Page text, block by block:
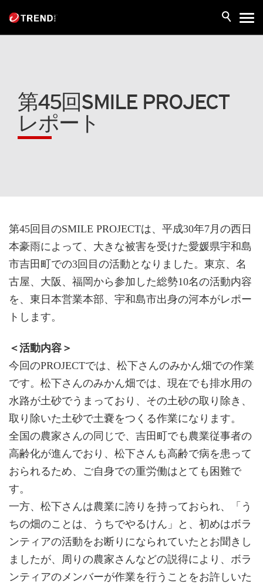
第45回SMILE PROJECT
レポート
第45回目のSMILE PROJECTは、平成30年7月の西日
本豪雨によって、大きな被害を受けた愛媛県宇和島
市吉田町での3回目の活動となりました。東京、名
古屋、大阪、福岡から参加した総勢10名の活動内容
を、東日本営業本部、宇和島市出身の河本がレポー
トします。
＜活動内容＞
今回のPROJECTでは、松下さんのみかん畑での作業
です。松下さんのみかん畑では、現在でも排水用の
水路が土砂でうまっており、その土砂の取り除き、
取り除いた土砂で土嚢をつくる作業になります。
全国の農家さんの同じで、吉田町でも農業従事者の
高齢化が進んでおり、松下さんも高齢で病を患って
おられるため、ご自身での重労働はとても困難で
す。
一方、松下さんは農業に誇りを持っておられ、「う
ちの畑のことは、うちでやるけん」と、初めはボラ
ンティアの活動をお断りになられていたとお聞きし
ましたが、周りの農家さんなどの説得により、ボラ
ンティアのメンバーが作業を行うことをお許しいた